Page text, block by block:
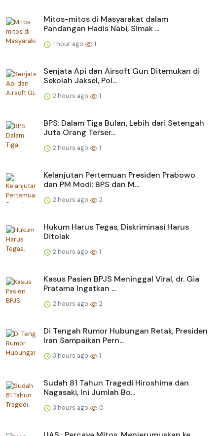
Mitos-mitos di Masyarakat dalam
Pandangan Hadis Nabi, Simak ...
1 hour ago 1
Senjata Api dan Airsoft Gun Ditemukan di
Sekolah Jaksel, Pol...
2 hours ago 1
BPS: Dalam Tiga Bulan, Lebih dari Setengah
Juta Orang Terser...
2 hours ago 1
Kelanjutan Pertemuan Presiden Prabowo
dan PM Modi: BPS dan M...
2 hours ago 2
Hukum Harus Tegas, Diskriminasi Harus
Ditolak
2 hours ago 1
Kasus Pasien BPJS Meninggal Viral, dr. Gia
Pratama Ingatkan ...
2 hours ago 2
Di Tengah Rumor Hubungan Retak, Presiden
Iran Sampaikan Pern...
3 hours ago 1
Sudah 81 Tahun Tragedi Hiroshima dan
Nagasaki, Ini Jumlah Bo...
3 hours ago 0